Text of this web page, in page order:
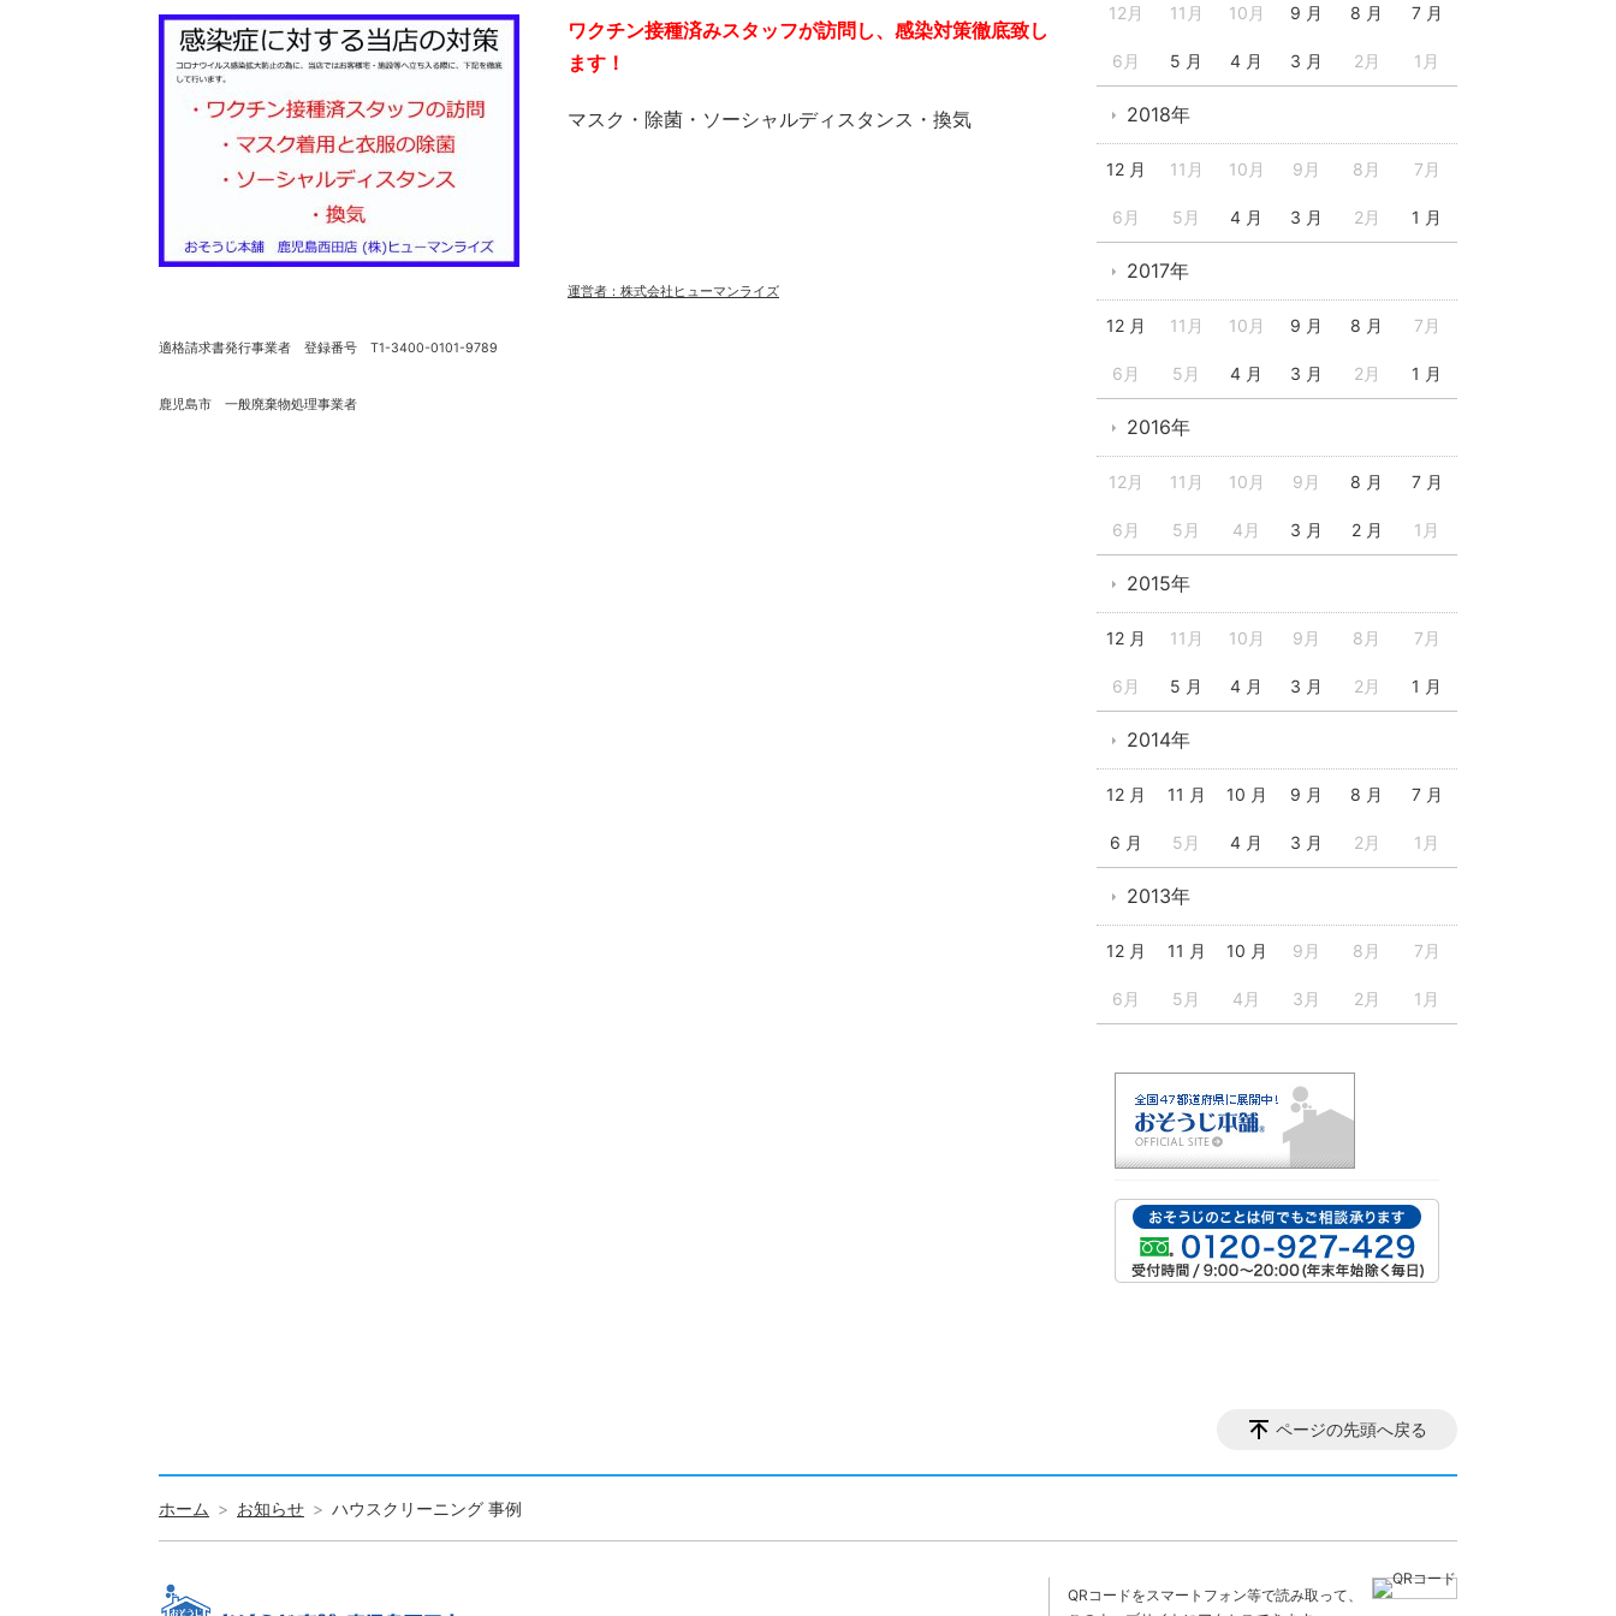
ワクチン接種済みスタッフが訪問し、感染対策徹底致し
ます！
マスク・除菌・ソーシャルディスタンス・換気
運営者：株式会社ヒューマンライズ
適格請求書発行事業者 登録番号 T1-3400-0101-9789
鹿児島市 一般廃棄物処理事業者
12月 11月 10月 9 月 8 月 7 月
6月 5 月 4 月 3 月 2月 1月
2018年
12 月 11月 10月 9月 8月 7月
6月 5月 4 月 3 月 2月 1 月
2017年
12 月 11月 10月 9 月 8 月 7月
6月 5月 4 月 3 月 2月 1 月
2016年
12月 11月 10月 9月 8 月 7 月
6月 5月 4月 3 月 2 月 1月
2015年
12 月 11月 10月 9月 8月 7月
6月 5 月 4 月 3 月 2月 1 月
2014年
12 月 11 月 10 月 9 月 8 月 7 月
6 月 5月 4 月 3 月 2月 1月
2013年
12 月 11 月 10 月 9月 8月 7月
6月 5月 4月 3月 2月 1月
ページの先頭へ戻る
ホーム お知らせ ハウスクリーニング 事例
QRコードをスマートフォン等で読み取って、